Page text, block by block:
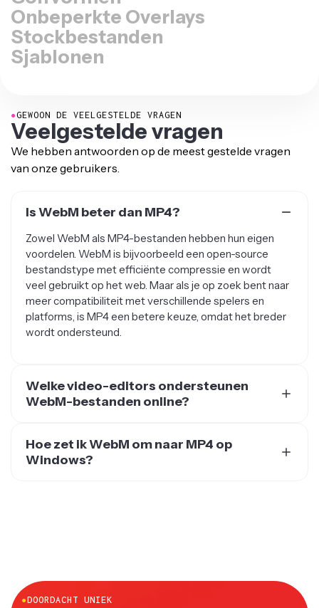
Stockbestanden
Sjablonen
Veelgestelde vragen
We hebben antwoorden op de meest gestelde vragen
van onze gebruikers.
voordelen. WebM is bijvoorbeeld een open-source
bestandstype met efficiënte compressie en wordt
veel gebruikt op het web. Maar als je op zoek bent naar
meer compatibiliteit met verschillende spelers en
platforms, is MP4 een betere keuze, omdat het breder
wordt ondersteund.
WebM-bestanden online?
leukste is dat Kapwing volledig online is, wat betekent
dat je geen software hoeft te downloaden die je
Windows?
●DOORDACHT UNIEK